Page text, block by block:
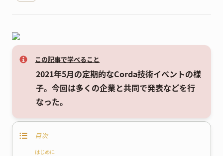
この記事で学べること
2021年5月の定期的なCorda技術イベントの様
子。今回は多くの企業と共同で発表などを行
なった。
目次
はじめに